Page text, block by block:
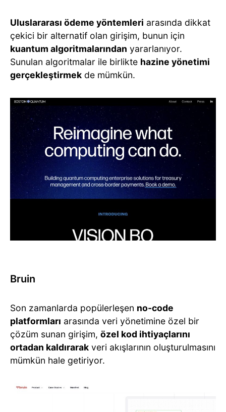
Uluslararası ödeme yöntemleri arasında dikkat
çekici bir alternatif olan girişim, bunun için
kuantum algoritmalarından yararlanıyor.
Sunulan algoritmalar ile birlikte hazine yönetimi
gerçekleştirmek de mümkün.
Bruin
Son zamanlarda popülerleşen no-code
platformları arasında veri yönetimine özel bir
çözüm sunan girişim, özel kod ihtiyaçlarını
ortadan kaldırarak veri akışlarının oluşturulmasını
mümkün hale getiriyor.